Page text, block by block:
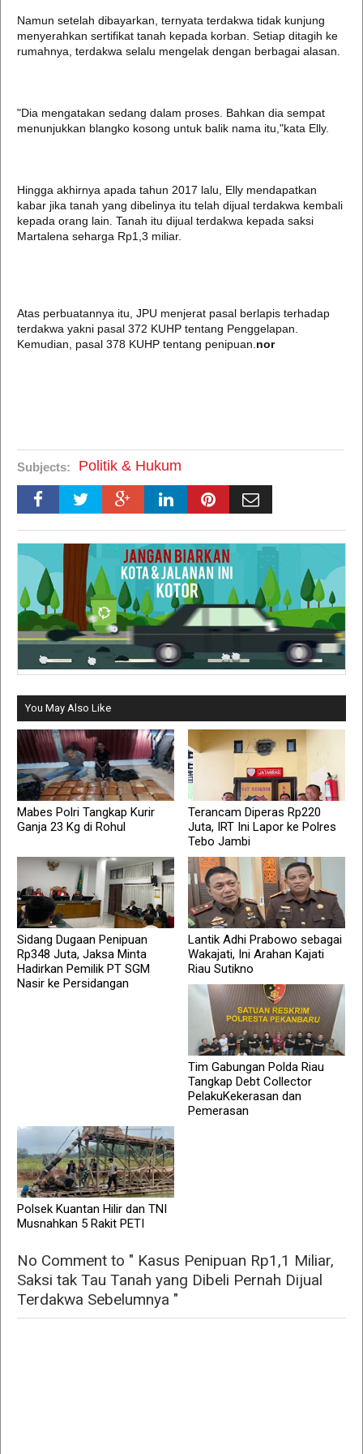
Namun setelah dibayarkan, ternyata terdakwa tidak kunjung
menyerahkan sertifikat tanah kepada korban. Setiap ditagih ke
rumahnya, terdakwa selalu mengelak dengan berbagai alasan.
"Dia mengatakan sedang dalam proses. Bahkan dia sempat
menunjukkan blangko kosong untuk balik nama itu,"kata Elly.
Hingga akhirnya apada tahun 2017 lalu, Elly mendapatkan
kabar jika tanah yang dibelinya itu telah dijual terdakwa kembali
kepada orang lain. Tanah itu dijual terdakwa kepada saksi
Martalena seharga Rp1,3 miliar.
Atas perbuatannya itu, JPU menjerat pasal berlapis terhadap
terdakwa yakni pasal 372 KUHP tentang Penggelapan.
Kemudian, pasal 378 KUHP tentang penipuan. nor
Subjects: Politik & Hukum
You May Also Like
Mabes Polri Tangkap Kurir
Ganja 23 Kg di Rohul
Terancam Diperas Rp220
Juta, IRT Ini Lapor ke Polres
Tebo Jambi
Sidang Dugaan Penipuan
Rp348 Juta, Jaksa Minta
Hadirkan Pemilik PT SGM
Nasir ke Persidangan
Lantik Adhi Prabowo sebagai
Wakajati, Ini Arahan Kajati
Riau Sutikno
Tim Gabungan Polda Riau
Tangkap Debt Collector
PelakuKekerasan dan
Pemerasan
Polsek Kuantan Hilir dan TNI
Musnahkan 5 Rakit PETI
No Comment to " Kasus Penipuan Rp1,1 Miliar,
Saksi tak Tau Tanah yang Dibeli Pernah Dijual
Terdakwa Sebelumnya "